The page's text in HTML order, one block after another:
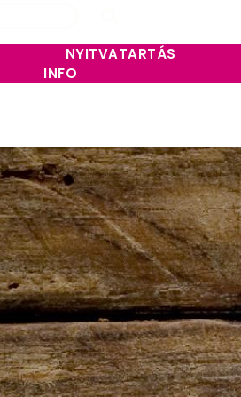
NYITVATARTÁS
INFO